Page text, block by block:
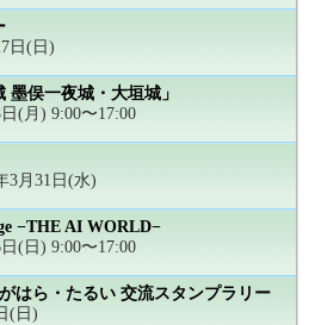
日(日)
俣一夜城・大垣城」
(月) 9:00〜17:00
3月31日(水)
−THE AI WORLD−
(日) 9:00〜17:00
はら・たるい 交流スタンプラリー
(日)